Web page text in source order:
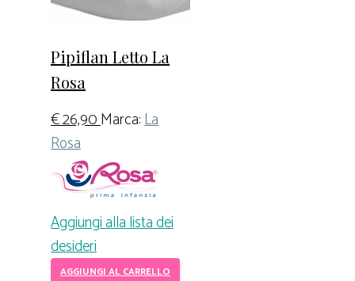
Pipiflan Letto La
Rosa
€26,90Marca:La
Rosa
Aggiungi alla lista dei
desideri
AGGIUNGI AL CARRELLO